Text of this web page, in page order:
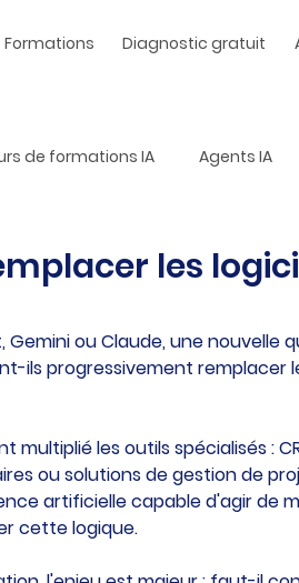
Formations Diagnostic gratuit
de formations IA Agents IA
les
ou Claude, une nouvelle
ils progressivement remplacer
les outils spécialisés :
ou solutions de gestion de
artificielle capable d'agir de
cette logique.